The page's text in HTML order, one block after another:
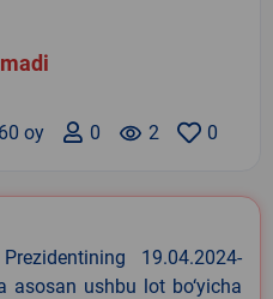
0
remove_red_eye 2
0
60 oy
19.04.2024-
asosan ushbu lot bo‘yicha